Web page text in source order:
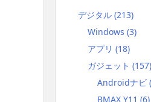
デジタル (213)
Windows (3)
アプリ (18)
ガジェット (157)
Androidナビ
BMAX Y11 (6)